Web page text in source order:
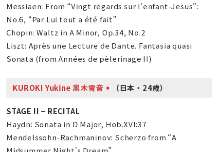
Messiaen: From “Vingt regards sur l’enfant-Jesus”:
No.6, “Par Lui tout a été fait”
Chopin: Waltz in A Minor, Op.34, No.2
Liszt: Après une Lecture de Dante. Fantasia quasi
Sonata (from Années de pèlerinage II)
KUROKI Yukine 黒木雪音 （日本・24歳）
STAGE II – RECITAL
Haydn: Sonata in D Major, Hob.XVI:37
Mendelssohn-Rachmaninov: Scherzo from “A